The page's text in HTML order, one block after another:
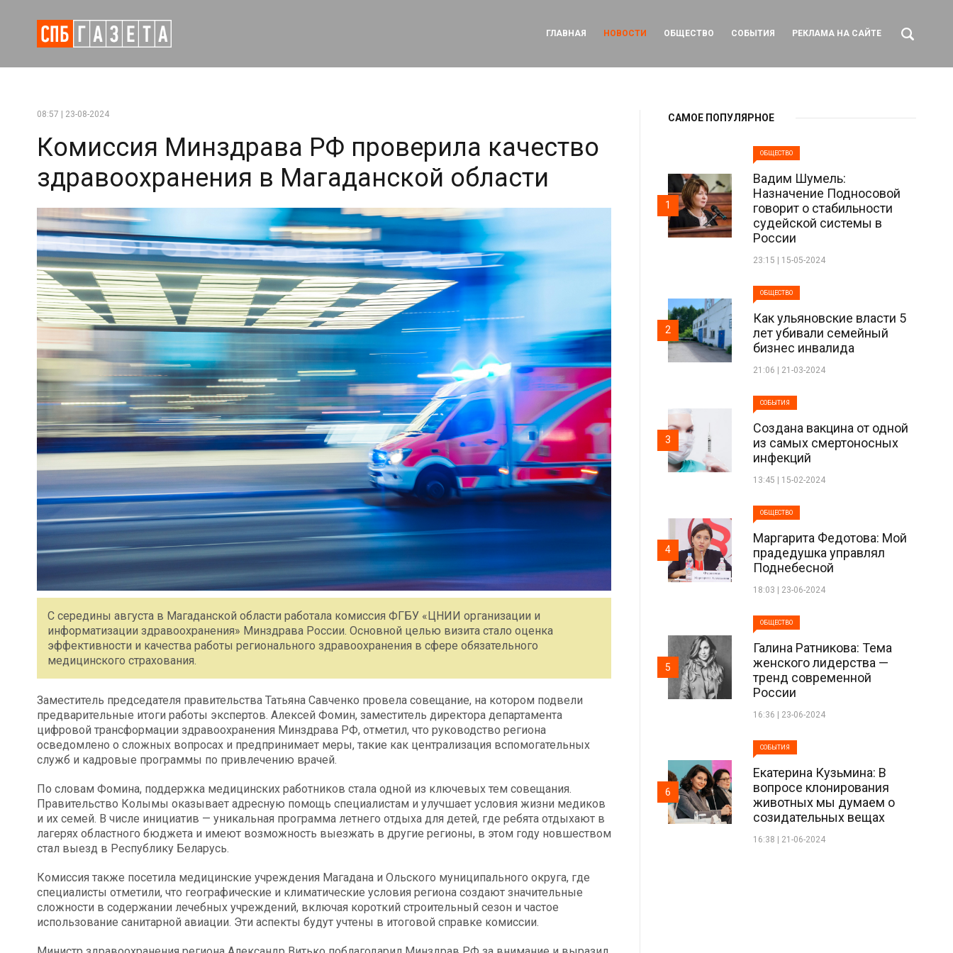
ГЛАВНАЯ НОВОСТИ ОБЩЕСТВО СОБЫТИЯ РЕКЛАМА НА САЙТЕ
08:57 | 23-08-2024
Комиссия Минздрава РФ проверила качество
здравоохранения в Магаданской области
С середины августа в Магаданской области работала комиссия ФГБУ «ЦНИИ организации и
информатизации здравоохранения» Минздрава России. Основной целью визита стало оценка
эффективности и качества работы регионального здравоохранения в сфере обязательного
медицинского страхования.
Заместитель председателя правительства Татьяна Савченко провела совещание, на котором подвели
предварительные итоги работы экспертов. Алексей Фомин, заместитель директора департамента
цифровой трансформации здравоохранения Минздрава РФ, отметил, что руководство региона
осведомлено о сложных вопросах и предпринимает меры, такие как централизация вспомогательных
служб и кадровые программы по привлечению врачей.
По словам Фомина, поддержка медицинских работников стала одной из ключевых тем совещания.
Правительство Колымы оказывает адресную помощь специалистам и улучшает условия жизни медиков
и их семей. В числе инициатив — уникальная программа летнего отдыха для детей, где ребята отдыхают в
лагерях областного бюджета и имеют возможность выезжать в другие регионы, в этом году новшеством
стал выезд в Республику Беларусь.
Комиссия также посетила медицинские учреждения Магадана и Ольского муниципального округа, где
специалисты отметили, что географические и климатические условия региона создают значительные
сложности в содержании лечебных учреждений, включая короткий строительный сезон и частое
использование санитарной авиации. Эти аспекты будут учтены в итоговой справке комиссии.
САМОЕ ПОПУЛЯРНОЕ
ОБЩЕСТВО
Вадим Шумель:
Назначение Подносовой
говорит о стабильности
судейской системы в
России
23:15 | 15-05-2024
1
ОБЩЕСТВО
Как ульяновские власти 5
лет убивали семейный
бизнес инвалида
21:06 | 21-03-2024
2
СОБЫТИЯ
Создана вакцина от одной
из самых смертоносных
инфекций
13:45 | 15-02-2024
3
ОБЩЕСТВО
Маргарита Федотова: Мой
прадедушка управлял
Поднебесной
18:03 | 23-06-2024
4
ОБЩЕСТВО
Галина Ратникова: Тема
женского лидерства —
тренд современной
России
16:36 | 23-06-2024
5
СОБЫТИЯ
Екатерина Кузьмина: В
вопросе клонирования
животных мы думаем о
созидательных вещах
16:38 | 21-06-2024
6